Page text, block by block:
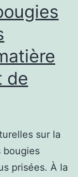
de
sur la
bougies
prisées. À la